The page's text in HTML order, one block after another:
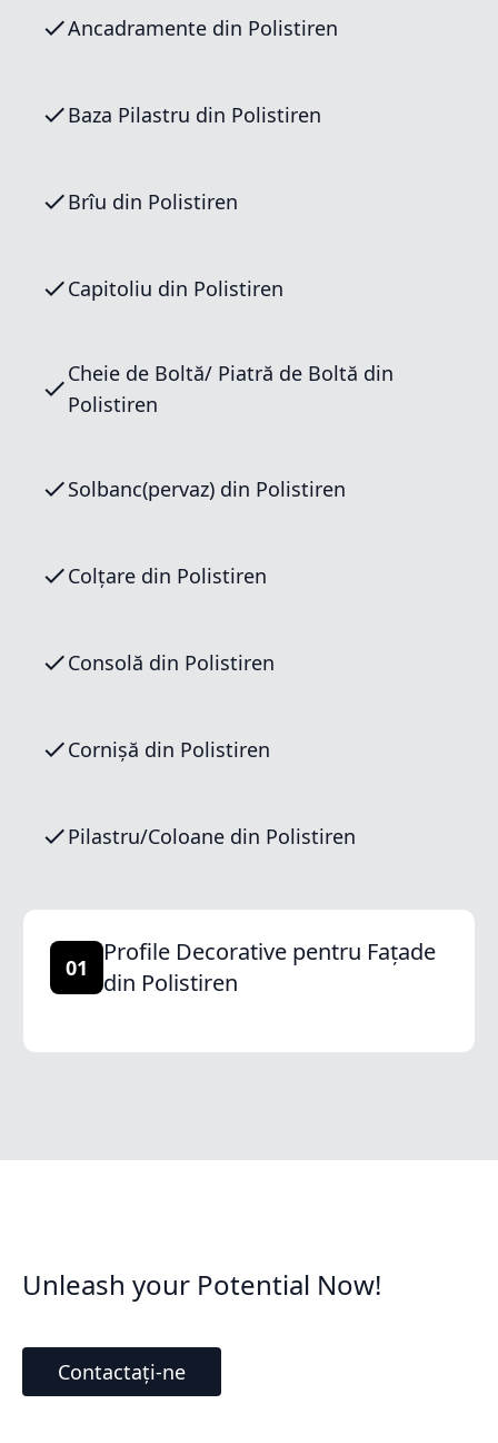
Ancadramente din Polistiren
Baza Pilastru din Polistiren
Brîu din Polistiren
Capitoliu din Polistiren
Cheie de Boltă/ Piatră de Boltă din
Polistiren
Solbanc(pervaz) din Polistiren
Colțare din Polistiren
Consolă din Polistiren
Cornișă din Polistiren
Pilastru/Coloane din Polistiren
01
Profile Decorative pentru Fațade
din Polistiren
Unleash your Potential Now!
Contactați-ne